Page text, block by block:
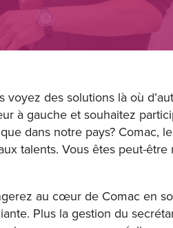
voyez des solutions là où
à gauche et souhaitez
dans notre pays? Comac,
talents. Vous êtes peut-être
au cœur de Comac en
Plus la gestion du